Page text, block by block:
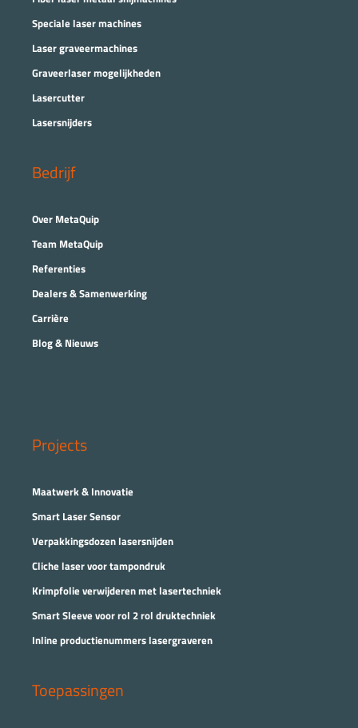
Speciale laser machines
Laser graveermachines
Graveerlaser mogelijkheden
Lasercutter
Lasersnijders
Bedrijf
Over MetaQuip
Team MetaQuip
Referenties
Dealers & Samenwerking
Carrière
Blog & Nieuws
Projects
Maatwerk & Innovatie
Smart Laser Sensor
Verpakkingsdozen lasersnijden
Cliche laser voor tampondruk
Krimpfolie verwijderen met lasertechniek
Smart Sleeve voor rol 2 rol druktechniek
Inline productienummers lasergraveren
Toepassingen